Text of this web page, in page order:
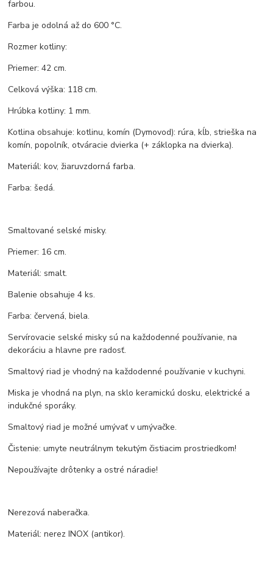
farbou.
Farba je odolná až do 600 °C.
Rozmer kotliny:
Priemer: 42 cm.
Celková výška: 118 cm.
Hrúbka kotliny: 1 mm.
Kotlina obsahuje: kotlinu, komín (Dymovod): rúra, kĺb, strieška na
komín, popolník, otváracie dvierka (+ záklopka na dvierka).
Materiál: kov, žiaruvzdorná farba.
Farba: šedá.
Smaltované selské misky.
Priemer: 16 cm.
Materiál: smalt.
Balenie obsahuje 4 ks.
Farba: červená, biela.
Servírovacie selské misky sú na každodenné používanie, na
dekoráciu a hlavne pre radosť.
Smaltový riad je vhodný na každodenné používanie v kuchyni.
Miska je vhodná na plyn, na sklo keramickú dosku, elektrické a
indukčné sporáky.
Smaltový riad je možné umývať v umývačke.
Čistenie: umyte neutrálnym tekutým čistiacim prostriedkom!
Nepoužívajte drôtenky a ostré náradie!
Nerezová naberačka.
Materiál: nerez INOX (antikor).